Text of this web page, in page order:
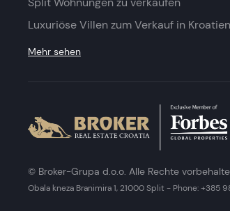
Luxuriöse Villen zum Verkauf in Kroatien
Mehr sehen
© Broker-Grupa d.o.o. Alle Rechte
Obala kneza Branimira 1, 21000 Split - Phone: +385